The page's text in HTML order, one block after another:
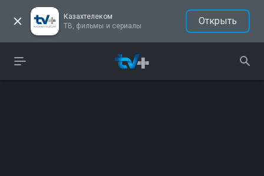
Казахтелеком
ТВ, фильмы и сериалы
Открыть